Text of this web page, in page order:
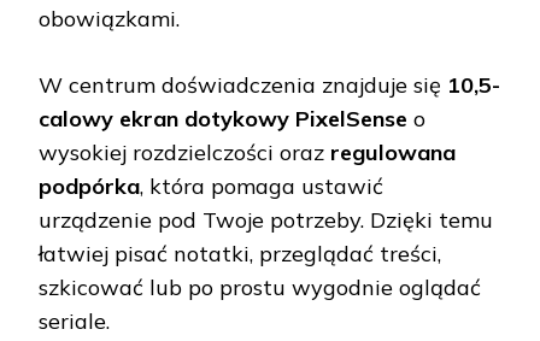
obowiązkami.
W centrum doświadczenia znajduje się 10,5-
calowy ekran dotykowy PixelSense o
wysokiej rozdzielczości oraz regulowana
podpórka, która pomaga ustawić
urządzenie pod Twoje potrzeby. Dzięki temu
łatwiej pisać notatki, przeglądać treści,
szkicować lub po prostu wygodnie oglądać
seriale.